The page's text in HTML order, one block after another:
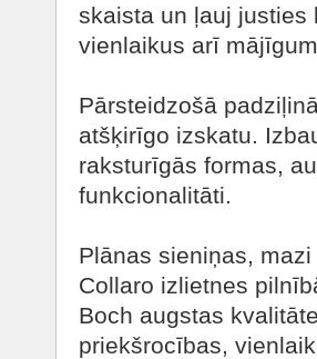
skaista un ļauj justies
vienlaikus arī
Pārsteidzošā
atšķirīgo izskatu.
raksturīgās formas,
funkcionalitāti.
Plānas sieniņas,
Collaro izlietnes
Boch augstas
priekšrocības,